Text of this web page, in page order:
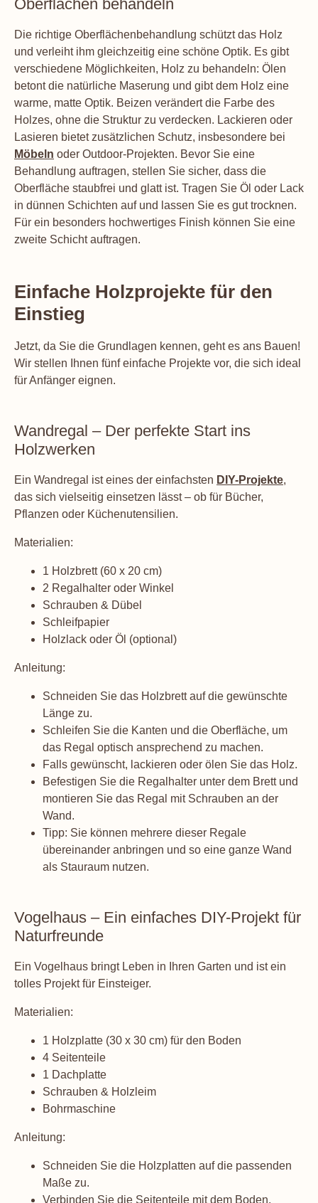
Oberflächen behandeln
Die richtige Oberflächenbehandlung schützt das Holz
und verleiht ihm gleichzeitig eine schöne Optik. Es gibt
verschiedene Möglichkeiten, Holz zu behandeln: Ölen
betont die natürliche Maserung und gibt dem Holz eine
warme, matte Optik. Beizen verändert die Farbe des
Holzes, ohne die Struktur zu verdecken. Lackieren oder
Lasieren bietet zusätzlichen Schutz, insbesondere bei
Möbeln oder Outdoor-Projekten. Bevor Sie eine
Behandlung auftragen, stellen Sie sicher, dass die
Oberfläche staubfrei und glatt ist. Tragen Sie Öl oder Lack
in dünnen Schichten auf und lassen Sie es gut trocknen.
Für ein besonders hochwertiges Finish können Sie eine
zweite Schicht auftragen.
Einfache Holzprojekte für den
Einstieg
Jetzt, da Sie die Grundlagen kennen, geht es ans Bauen!
Wir stellen Ihnen fünf einfache Projekte vor, die sich ideal
für Anfänger eignen.
Wandregal – Der perfekte Start ins
Holzwerken
Ein Wandregal ist eines der einfachsten DIY-Projekte,
das sich vielseitig einsetzen lässt – ob für Bücher,
Pflanzen oder Küchenutensilien.
Materialien:
1 Holzbrett (60 x 20 cm)
2 Regalhalter oder Winkel
Schrauben & Dübel
Schleifpapier
Holzlack oder Öl (optional)
Anleitung:
Schneiden Sie das Holzbrett auf die gewünschte
Länge zu.
Schleifen Sie die Kanten und die Oberfläche, um
das Regal optisch ansprechend zu machen.
Falls gewünscht, lackieren oder ölen Sie das Holz.
Befestigen Sie die Regalhalter unter dem Brett und
montieren Sie das Regal mit Schrauben an der
Wand.
Tipp: Sie können mehrere dieser Regale
übereinander anbringen und so eine ganze Wand
als Stauraum nutzen.
Vogelhaus – Ein einfaches DIY-Projekt für
Naturfreunde
Ein Vogelhaus bringt Leben in Ihren Garten und ist ein
tolles Projekt für Einsteiger.
Materialien:
1 Holzplatte (30 x 30 cm) für den Boden
4 Seitenteile
1 Dachplatte
Schrauben & Holzleim
Bohrmaschine
Anleitung:
Schneiden Sie die Holzplatten auf die passenden
Maße zu.
Verbinden Sie die Seitenteile mit dem Boden.